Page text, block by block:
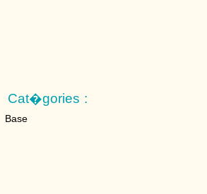
Cat�gories :
Base